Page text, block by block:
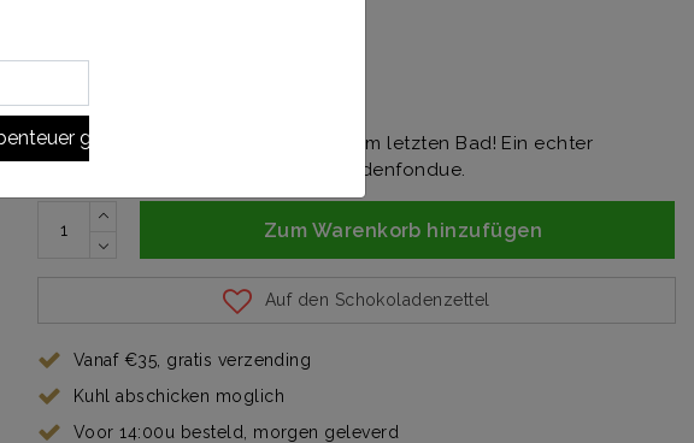
gehen!
€10,95
Dieser süße Leckerbissen hält bis zum letzten Bad! Ein echter
Schokoladenklassiker als Schokoladenfondue.
Zum Warenkorb hinzufügen
Auf den Schokoladenzettel
Vanaf €35, gratis verzending
Kuhl abschicken moglich
Voor 14:00u besteld, morgen geleverd